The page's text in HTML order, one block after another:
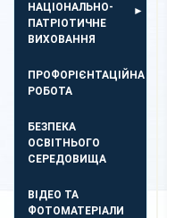
НАЦІОНАЛЬНО-
ПАТРІОТИЧНЕ
ВИХОВАННЯ
ПРОФОРІЄНТАЦІЙНА
РОБОТА
БЕЗПЕКА
ОСВIТНЬОГО
СЕРЕДОВИЩА
ВІДЕО ТА
ФОТОМАТЕРІАЛИ